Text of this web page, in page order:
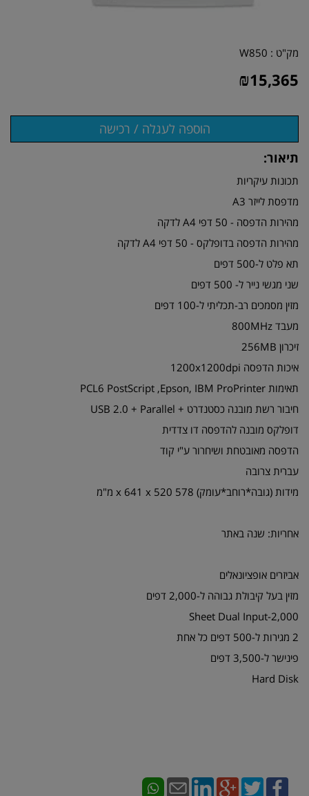
מק"ט : W850
₪15,365
תיאור:
תכונות עיקריות
מדפסת לייזר A3
מהירות הדפסה - 50 דפי A4 לדקה
מהירות הדפסה בדופלקס - 50 דפי A4 לדקה
תא פלט ל-500 דפים
שני מגשי נייר ל- 500 דפים
מזין מסמכים רב-תכליתי ל-100 דפים
מעבד 800MHz
זיכרון 256MB
איכות הדפסה 1200x1200dpi
תאימות PCL6 PostScript ,Epson, IBM ProPrinter
חיבור רשת מובנה כסטנדרט + USB 2.0 + Parallel
דופלקס מובנה להדפסה דו צדדית
הדפסה מאובטחת ושיחרור ע"י קוד
עברית צרובה
מידות (גובה*רוחב*עומק) 578 x 641 x 520 מ"מ
אחריות: שנה באתר
אביזרים אופציונאלים
מזין בעל קיבולת גבוהה ל-2,000 דפים
2,000-Sheet Dual Input
2 מגירות ל-500 דפים כל אחת
פינישר ל-3,500 דפים
Hard Disk